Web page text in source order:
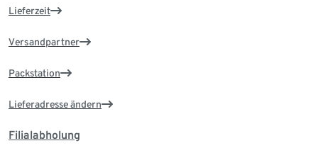
Lieferzeit
Versandpartner
Packstation
Lieferadresse ändern
Filialabholung